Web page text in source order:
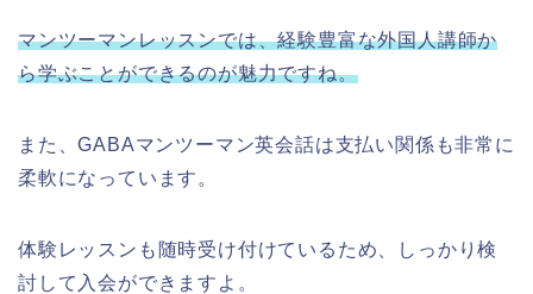
マンツーマンレッスンでは、経験豊富な外国人講師か
ら学ぶことができるのが魅力ですね。
また、GABAマンツーマン英会話は支払い関係も非常に
柔軟になっています。
体験レッスンも随時受け付けているため、しっかり検
討して入会ができますよ。